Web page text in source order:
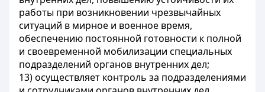
работы при возникновении чрезвычайных
ситуаций в мирное и военное время,
обеспечению постоянной готовности к полной
и своевременной мобилизации специальных
подразделений органов внутренних дел;
13) осуществляет контроль за подразделениями